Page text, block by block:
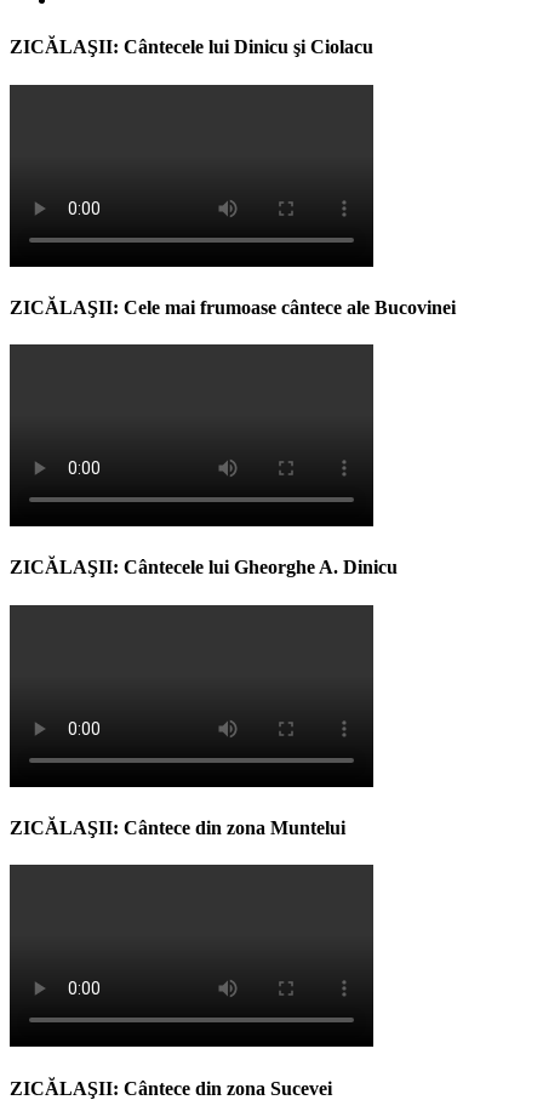
ZICĂLAŞII: Cântecele lui Dinicu şi Ciolacu
ZICĂLAŞII: Cele mai frumoase cântece ale Bucovinei
ZICĂLAŞII: Cântecele lui Gheorghe A. Dinicu
ZICĂLAŞII: Cântece din zona Muntelui
ZICĂLAŞII: Cântece din zona Sucevei